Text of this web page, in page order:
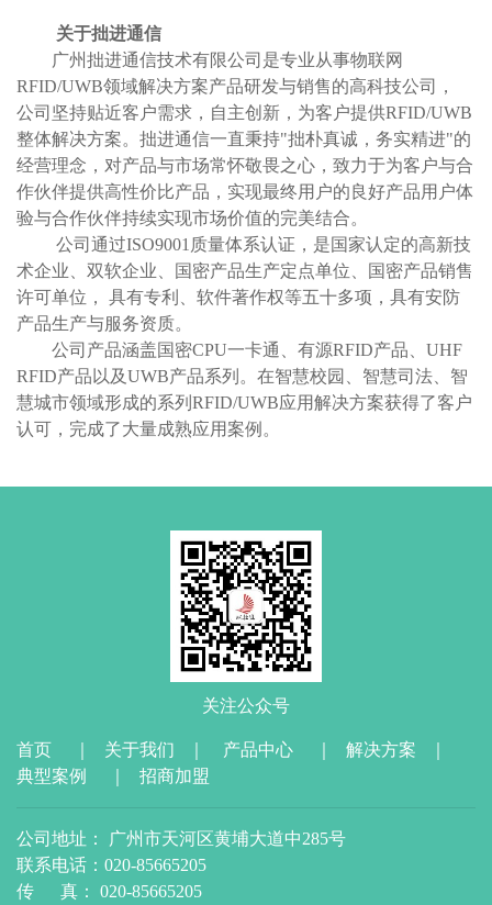
关于拙进通信
广州拙进通信技术有限公司是专业从事物联网
RFID/UWB领域解决方案产品研发与销售的高科技公司，
公司坚持贴近客户需求，自主创新，为客户提供RFID/UWB
整体解决方案。拙进通信一直秉持"拙朴真诚，务实精进"的
经营理念，对产品与市场常怀敬畏之心，致力于为客户与合
作伙伴提供高性价比产品，实现最终用户的良好产品用户体
验与合作伙伴持续实现市场价值的完美结合。
公司通过ISO9001质量体系认证，是国家认定的高新技
术企业、双软企业、国密产品生产定点单位、国密产品销售
许可单位， 具有专利、软件著作权等五十多项，具有安防
产品生产与服务资质。
公司产品涵盖国密CPU一卡通、有源RFID产品、UHF
RFID产品以及UWB产品系列。在智慧校园、智慧司法、智
慧城市领域形成的系列RFID/UWB应用解决方案获得了客户
认可，完成了大量成熟应用案例。
关注公众号
首页 关于我们 产品中心 解决方案
典型案例
招商加盟
公司地址： 广州市天河区黄埔大道中285号
联系电话：020-85665205
传 真： 020-85665205